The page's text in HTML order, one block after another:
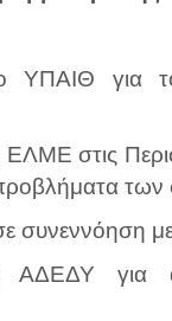
ΥΠΑΙΘ για
στις
των
συνεννόηση
ΑΔΕΔΥ για